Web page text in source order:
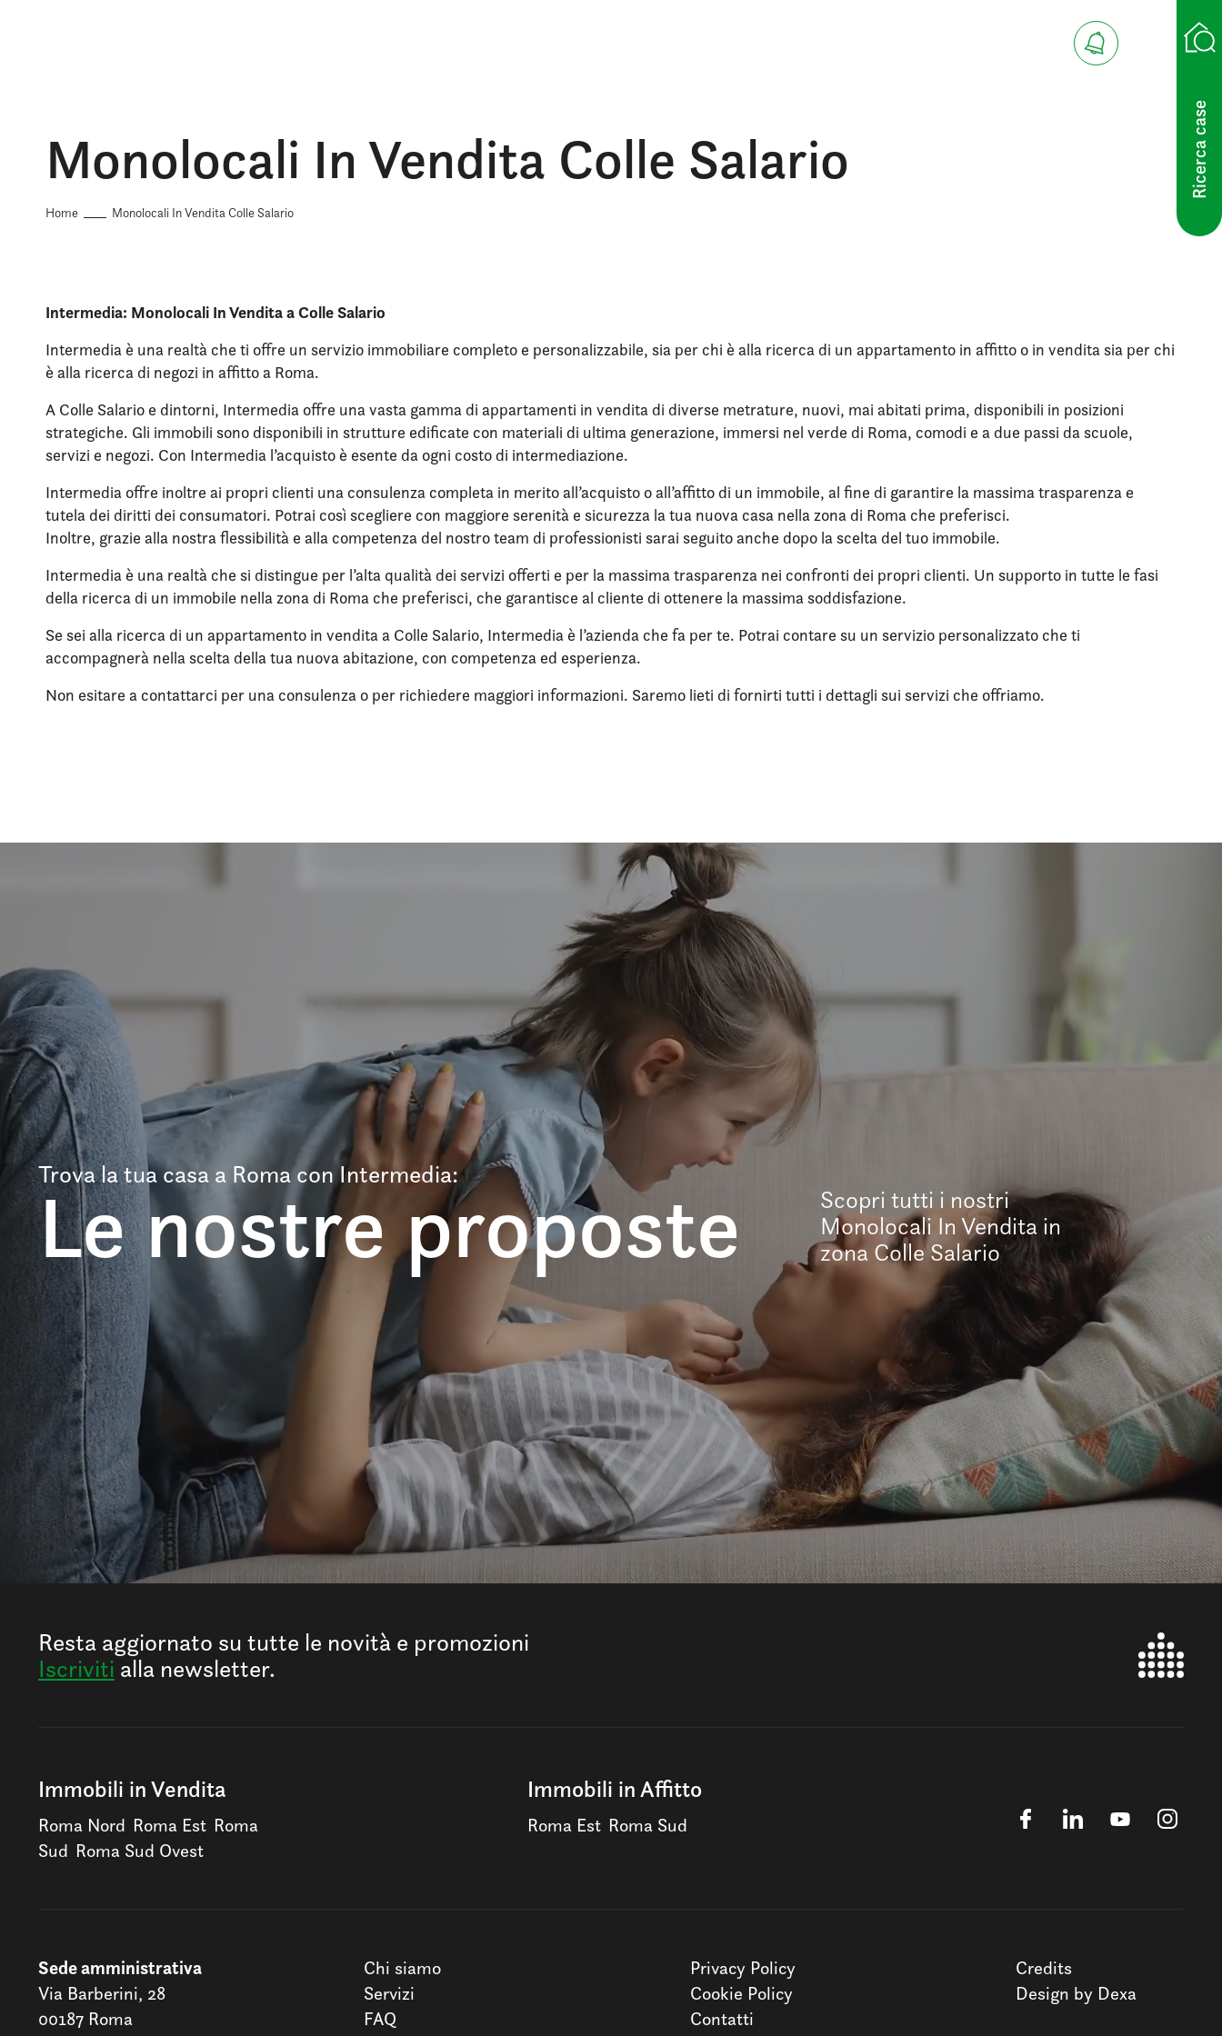
Ricerca case
Monolocali In Vendita Colle Salario
Home Monolocali In Vendita Colle Salario
Intermedia: Monolocali In Vendita a Colle Salario
Intermedia è una realtà che ti offre un servizio immobiliare completo e personalizzabile, sia per chi è alla ricerca di un appartamento in affitto o in vendita sia per chi
è alla ricerca di negozi in affitto a Roma.
A Colle Salario e dintorni, Intermedia offre una vasta gamma di appartamenti in vendita di diverse metrature, nuovi, mai abitati prima, disponibili in posizioni
strategiche. Gli immobili sono disponibili in strutture edificate con materiali di ultima generazione, immersi nel verde di Roma, comodi e a due passi da scuole,
servizi e negozi. Con Intermedia l’acquisto è esente da ogni costo di intermediazione.
Intermedia offre inoltre ai propri clienti una consulenza completa in merito all’acquisto o all’affitto di un immobile, al fine di garantire la massima trasparenza e
tutela dei diritti dei consumatori. Potrai così scegliere con maggiore serenità e sicurezza la tua nuova casa nella zona di Roma che preferisci.
Inoltre, grazie alla nostra flessibilità e alla competenza del nostro team di professionisti sarai seguito anche dopo la scelta del tuo immobile.
Intermedia è una realtà che si distingue per l’alta qualità dei servizi offerti e per la massima trasparenza nei confronti dei propri clienti. Un supporto in tutte le fasi
della ricerca di un immobile nella zona di Roma che preferisci, che garantisce al cliente di ottenere la massima soddisfazione.
Se sei alla ricerca di un appartamento in vendita a Colle Salario, Intermedia è l’azienda che fa per te. Potrai contare su un servizio personalizzato che ti
accompagnerà nella scelta della tua nuova abitazione, con competenza ed esperienza.
Non esitare a contattarci per una consulenza o per richiedere maggiori informazioni. Saremo lieti di fornirti tutti i dettagli sui servizi che offriamo.
Trova la tua casa a Roma con Intermedia:
Le nostre proposte
Scopri tutti i nostri
Monolocali In Vendita in
zona Colle Salario
Resta aggiornato su tutte le novità e promozioni
Iscriviti alla newsletter.
Immobili in Vendita
Roma Nord Roma Est Roma
Sud Roma Sud Ovest
Immobili in Affitto
Roma Est Roma Sud
Sede amministrativa
Via Barberini, 28
00187 Roma
Chi siamo
Servizi
FAQ
Privacy Policy
Cookie Policy
Contatti
Credits
Design by Dexa